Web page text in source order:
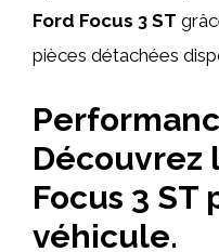
Ford Focus 3 ST
pièces détachées
Découvrez
Focus 3 ST
véhicule.